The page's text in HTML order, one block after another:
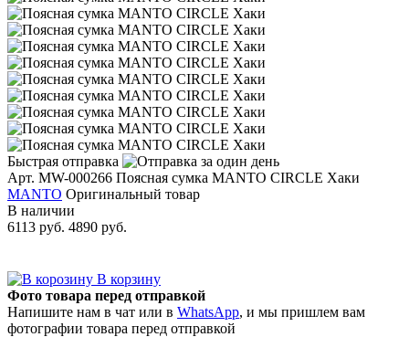
Быстрая отправка
Арт. MW-000266 Поясная сумка MANTO CIRCLE Хаки
MANTO Оригинальный товар
В наличии
6113 руб. 4890 руб.
В корзину
Фото товара перед отправкой
Напишите нам в чат или в WhatsApp, и мы пришлем вам
фотографии товара перед отправкой